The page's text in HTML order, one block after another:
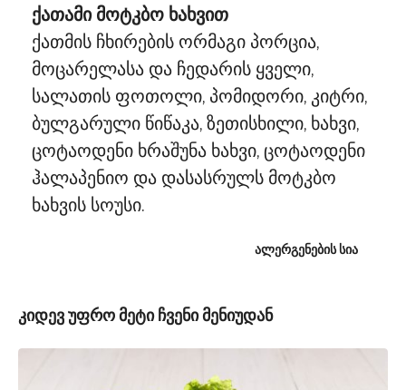
ქათამი მოტკბო ხახვით
ქათმის ჩხირების ორმაგი პორცია,
მოცარელასა და ჩედარის ყველი,
სალათის ფოთოლი, პომიდორი, კიტრი,
ბულგარული წიწაკა, ზეთისხილი, ხახვი,
ცოტაოდენი ხრაშუნა ხახვი, ცოტაოდენი
ჰალაპენიო და დასასრულს მოტკბო
ხახვის სოუსი.
ᲐᲚᲔᲠᲒᲔᲜᲔᲑᲘᲡ ᲡᲘᲐ
კიდევ უფრო მეტი ჩვენი მენიუდან